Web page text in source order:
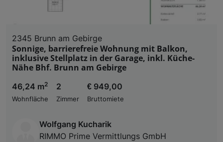
2345 Brunn am Gebirge
Sonnige, barrierefreie Wohnung mit Balkon,
inklusive Stellplatz in der Garage, inkl. Küche-
Nähe Bhf. Brunn am Gebirge
46,24 m2
Wohnfläche
2
Zimmer
€ 949,00
Bruttomiete
Wolfgang Kucharik
RIMMO Prime Vermittlungs GmbH